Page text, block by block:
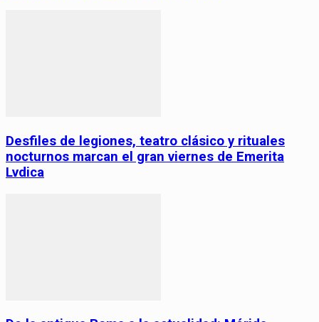
Desfiles de legiones, teatro clásico y rituales
nocturnos marcan el gran viernes de Emerita
Lvdica